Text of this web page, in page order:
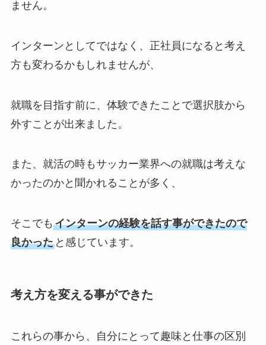
ません。
インターンとしてではなく、正社員になると考え
方も変わるかもしれませんが、
就職を目指す前に、体験できたことで選択肢から
外すことが出来ました。
また、就活の時もサッカー業界への就職は考えな
かったのかと聞かれることが多く、
そこでも インターンの経験を話す事ができたので
良かったと感じています。
考え方を変える事ができた
これらの事から、自分にとって趣味と仕事の区別